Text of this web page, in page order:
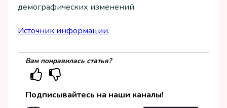
демографических изменений.
Источник информации.
Вам понравилась статья?
Подписывайтесь на наши каналы!